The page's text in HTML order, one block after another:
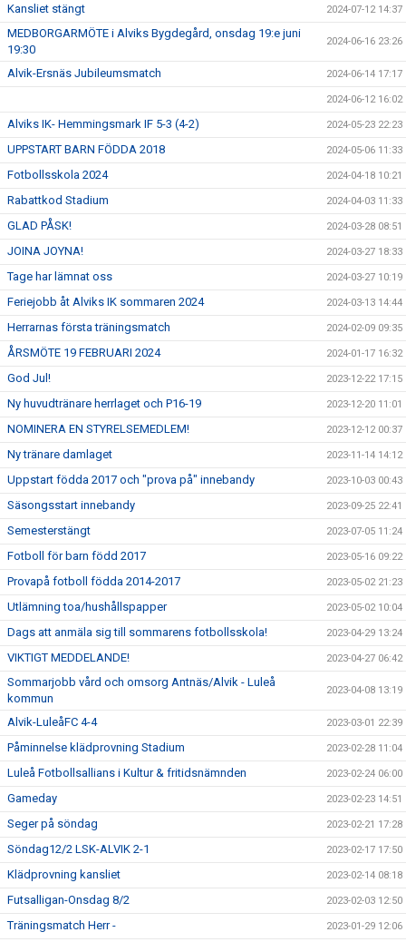
Kansliet stängt 2024-07-12 14:37
MEDBORGARMÖTE i Alviks Bygdegård, onsdag 19:e juni
19:30
2024-06-16 23:26
Alvik-Ersnäs Jubileumsmatch 2024-06-14 17:17
2024-06-12 16:02
Alviks IK- Hemmingsmark IF 5-3 (4-2) 2024-05-23 22:23
UPPSTART BARN FÖDDA 2018 2024-05-06 11:33
Fotbollsskola 2024 2024-04-18 10:21
Rabattkod Stadium 2024-04-03 11:33
GLAD PÅSK! 2024-03-28 08:51
JOINA JOYNA! 2024-03-27 18:33
Tage har lämnat oss 2024-03-27 10:19
Feriejobb åt Alviks IK sommaren 2024 2024-03-13 14:44
Herrarnas första träningsmatch 2024-02-09 09:35
ÅRSMÖTE 19 FEBRUARI 2024 2024-01-17 16:32
God Jul! 2023-12-22 17:15
Ny huvudtränare herrlaget och P16-19 2023-12-20 11:01
NOMINERA EN STYRELSEMEDLEM! 2023-12-12 00:37
Ny tränare damlaget 2023-11-14 14:12
Uppstart födda 2017 och "prova på" innebandy 2023-10-03 00:43
Säsongsstart innebandy 2023-09-25 22:41
Semesterstängt 2023-07-05 11:24
Fotboll för barn född 2017 2023-05-16 09:22
Provapå fotboll födda 2014-2017 2023-05-02 21:23
Utlämning toa/hushållspapper 2023-05-02 10:04
Dags att anmäla sig till sommarens fotbollsskola! 2023-04-29 13:24
VIKTIGT MEDDELANDE! 2023-04-27 06:42
Sommarjobb vård och omsorg Antnäs/Alvik - Luleå
kommun
2023-04-08 13:19
Alvik-LuleåFC 4-4 2023-03-01 22:39
Påminnelse klädprovning Stadium 2023-02-28 11:04
Luleå Fotbollsallians i Kultur & fritidsnämnden 2023-02-24 06:00
Gameday 2023-02-23 14:51
Seger på söndag 2023-02-21 17:28
Söndag12/2 LSK-ALVIK 2-1 2023-02-17 17:50
Klädprovning kansliet 2023-02-14 08:18
Futsalligan-Onsdag 8/2 2023-02-03 12:50
Träningsmatch Herr - 2023-01-29 12:06